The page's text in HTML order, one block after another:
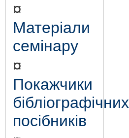
¤
Матеріали
семінару
¤
Покажчики
бібліографічних
посібників